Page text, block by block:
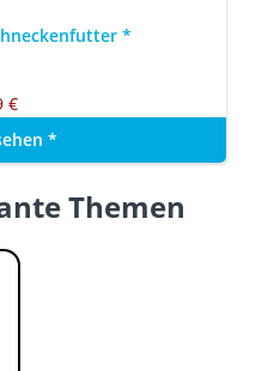
*
€
*
Themen